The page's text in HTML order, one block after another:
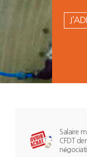
Salaire
CFDT